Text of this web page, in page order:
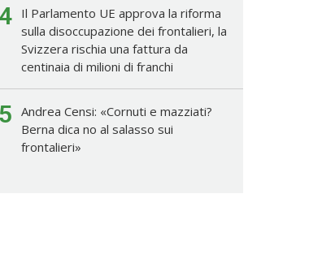
Il Parlamento UE approva la riforma
sulla disoccupazione dei frontalieri, la
Svizzera rischia una fattura da
centinaia di milioni di franchi
Andrea Censi: «Cornuti e mazziati?
Berna dica no al salasso sui
frontalieri»